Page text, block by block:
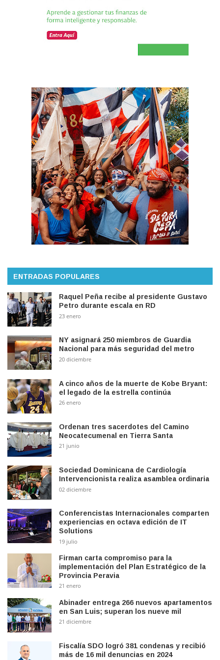
ENTRADAS POPULARES
Raquel Peña recibe al presidente Gustavo
Petro durante escala en RD
23 enero
NY asignará 250 miembros de Guardia
Nacional para más seguridad del metro
20 diciembre
A cinco años de la muerte de Kobe Bryant:
el legado de la estrella continúa
26 enero
Ordenan tres sacerdotes del Camino
Neocatecumenal en Tierra Santa
21 junio
Sociedad Dominicana de Cardiología
Intervencionista realiza asamblea ordinaria
02 diciembre
Conferencistas Internacionales comparten
experiencias en octava edición de IT
Solutions
19 julio
Firman carta compromiso para la
implementación del Plan Estratégico de la
Provincia Peravia
21 enero
Abinader entrega 266 nuevos apartamentos
en San Luis; superan los nueve mil
21 diciembre
Fiscalía SDO logró 381 condenas y recibió
más de 16 mil denuncias en 2024